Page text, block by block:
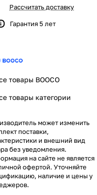
Рассчитать доставку
Гарантия 5 лет
товары BOOCO
товары категории
может изменить
поставки,
и внешний вид
без уведомления.
на сайте не является
офертой. Уточняйте
наличие и цены у